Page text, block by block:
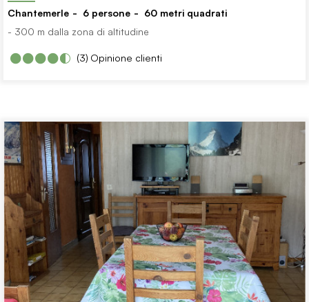
Chantemerle 6 persone 60 metri quadrati
- 300 m dalla zona di altitudine
Opinione clienti
(3)